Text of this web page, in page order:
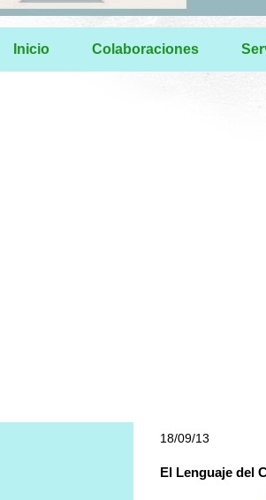
Inicio Colaboraciones
18/09/13
El Lenguaje del